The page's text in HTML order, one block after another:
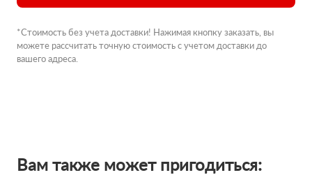
*Стоимость без учета доставки! Нажимая кнопку заказать, вы
можете рассчитать точную стоимость с учетом доставки до
вашего адреса.
Вам также может пригодиться: